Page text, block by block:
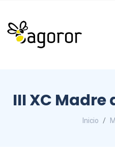
III XC Madre
Inicio